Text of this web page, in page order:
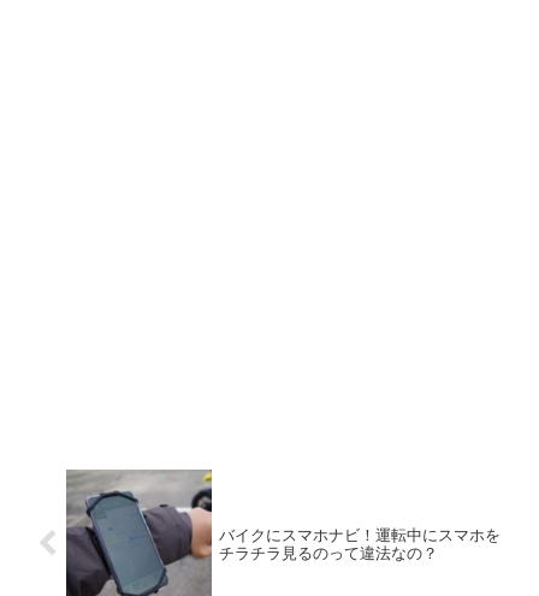
バイクにスマホナビ！運転中にスマホを
チラチラ見るのって違法なの？